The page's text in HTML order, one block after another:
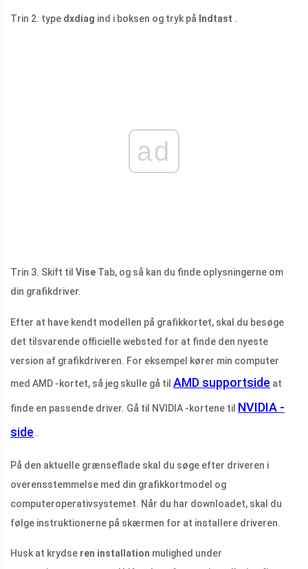
Trin 2. type dxdiag ind i boksen og tryk på Indtast .
ad
Trin 3. Skift til Vise Tab, og så kan du finde oplysningerne om
din grafikdriver.
Efter at have kendt modellen på grafikkortet, skal du besøge
det tilsvarende officielle websted for at finde den nyeste
version af grafikdriveren. For eksempel kører min computer
med AMD -kortet, så jeg skulle gå til AMD supportside at
finde en passende driver. Gå til NVIDIA -kortene til NVIDIA -
side .
På den aktuelle grænseflade skal du søge efter driveren i
overensstemmelse med din grafikkortmodel og
computeroperativsystemet. Når du har downloadet, skal du
følge instruktionerne på skærmen for at installere driveren.
Husk at krydse ren installation mulighed under